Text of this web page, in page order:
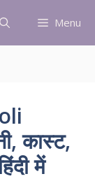
Menu
कास्ट,
में